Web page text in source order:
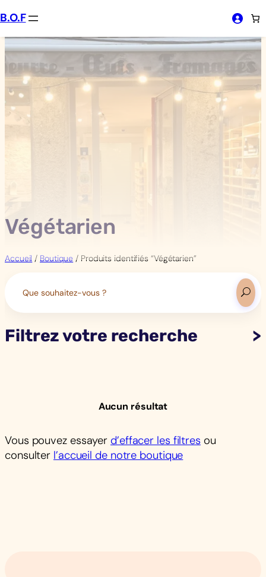
Aller
au
contenu
B.O.F
Végétarien
Accueil / Boutique / Produits identifiés “Végétarien”
for:
Filtrez votre recherche
Aucun résultat
Vous pouvez essayer d’effacer les filtres ou
consulter l’accueil de notre boutique